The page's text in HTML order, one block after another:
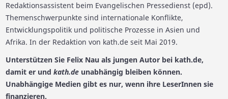
Redaktionsassistent beim Evangelischen Pressedienst (epd).
Themenschwerpunkte sind internationale Konflikte,
Entwicklungspolitik und politische Prozesse in Asien und
Afrika. In der Redaktion von kath.de seit Mai 2019.
Unterstützen Sie Felix Nau als jungen Autor bei kath.de,
damit er und kath.deunabhängig bleiben können.
Unabhängige Medien gibt es nur, wenn ihre LeserInnen sie
finanzieren.